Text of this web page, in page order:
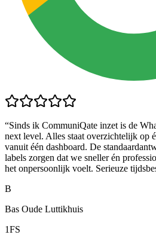
“Sinds ik CommuniQate inzet is de
next level. Alles staat overzichtelijk op
vanuit één dashboard. De
labels zorgen dat we sneller én
het onpersoonlijk voelt. Serieuze
B
Bas Oude Luttikhuis
1FS